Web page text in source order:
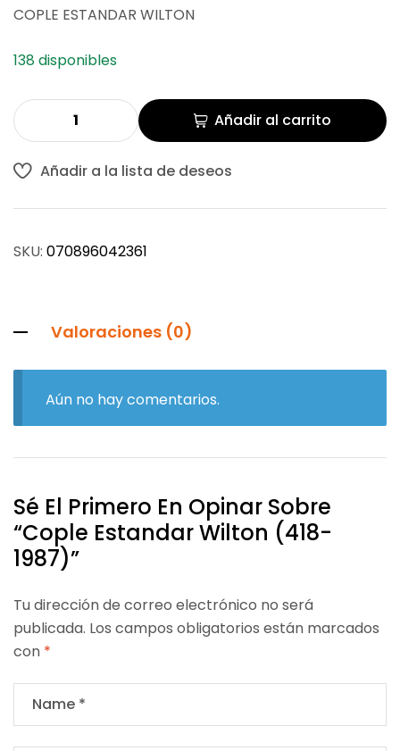
COPLE ESTANDAR WILTON
138 disponibles
Añadir al carrito
Añadir a la lista de deseos
SKU: 070896042361
Valoraciones (0)
Aún no hay comentarios.
Sé El Primero En Opinar Sobre
“Cople Estandar Wilton (418-
1987)”
Tu dirección de correo electrónico no será
publicada. Los campos obligatorios están marcados
con *